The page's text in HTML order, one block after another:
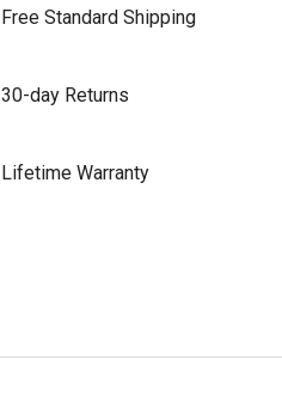
Free Standard Shipping
30-day Returns
Lifetime Warranty